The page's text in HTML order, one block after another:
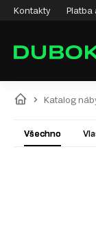
Kontakty Platba
Katalog
Všechno